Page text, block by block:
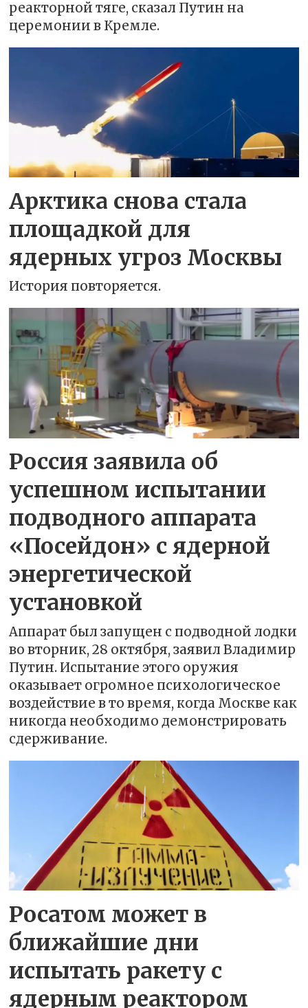
реакторной тяге, сказал Путин на
церемонии в Кремле.
Арктика снова стала
площадкой для
ядерных угроз Москвы
История повторяется.
Россия заявила об
успешном испытании
подводного аппарата
«Посейдон» с ядерной
энергетической
установкой
Аппарат был запущен с подводной лодки
во вторник, 28 октября, заявил Владимир
Путин. Испытание этого оружия
оказывает огромное психологическое
воздействие в то время, когда Москве как
никогда необходимо демонстрировать
сдерживание.
Росатом может в
ближайшие дни
испытать ракету с
ядерным реактором